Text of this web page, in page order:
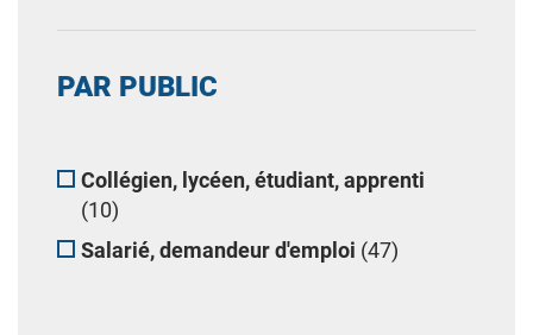
PAR PUBLIC
Collégien, lycéen, étudiant, apprenti
(10)
Salarié, demandeur d'emploi (47)